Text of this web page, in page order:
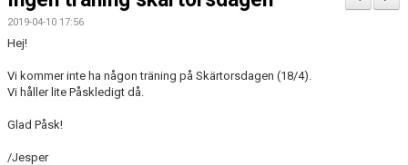
DOKUMENT
KONTAKT
2019-04-10 17:56
Hej!
Vi kommer inte ha någon träning på Skärtorsdagen (18/4).
Vi håller lite Påskledigt då.
Glad Påsk!
/Jesper